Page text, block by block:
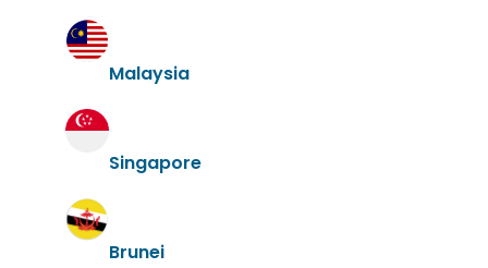
Malaysia
Singapore
Brunei